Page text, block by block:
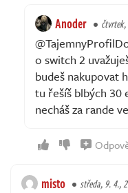
Anoder
o switch 2
budeš nakupovat
tu řešíš blbých 30
necháš za rande
misto středa, 9. 4.,